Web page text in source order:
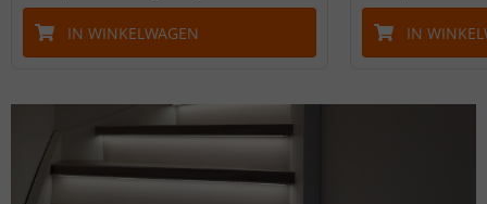
IN WINKELWAGEN IN